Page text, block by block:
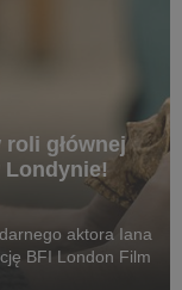
roli głównej
Londynie!
aktora Iana
BFI London Film